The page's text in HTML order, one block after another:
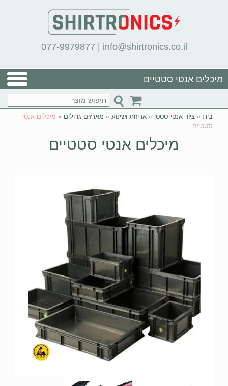
077-9979877 | info@shirtronics.co.il
מיכלים אנטי סטטיים
בית » ציוד אנטי סטטי » אריזות ושינוע » מארזים גדולים » מיכלים אנטי
סטטיים
מיכלים אנטי סטטיים